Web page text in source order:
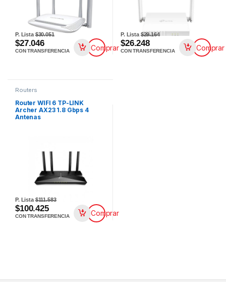
P. Lista$30.051
$27.046
CON TRANSFERENCIA Comprar
P. Lista$29.164
$26.248
CON TRANSFERENCIA Comprar
Routers
Router WIFI 6 TP-LINK
Archer AX23 1.8 Gbps 4
Antenas
P. Lista$111.583
$100.425
CON TRANSFERENCIA Comprar